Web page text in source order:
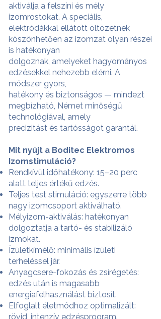
aktiválja a felszíni és mély
izomrostokat. A speciális,
elektródákkal ellátott öltözetnek
köszönhetően az izomzat olyan részei
is hatékonyan
dolgoznak, amelyeket hagyományos
edzésekkel nehezebb elérni. A
módszer gyors,
hatékony és biztonságos — mindezt
megbízható, Német minőségű
technológiával, amely
precizitást és tartósságot garantál.
Mit nyújt a Boditec Elektromos
Izomstimuláció?
Rendkívül időhatékony: 15–20 perc
alatt teljes értékű edzés.
Teljes test stimuláció: egyszerre több
nagy izomcsoport aktiválható.
Mélyizom-aktiválás: hatékonyan
dolgoztatja a tartó- és stabilizáló
izmokat.
Ízületkímélő: minimális ízületi
terheléssel jár.
Anyagcsere-fokozás és zsírégetés:
edzés után is magasabb
energiafelhasználást biztosít.
Elfoglalt életmódhoz optimalizált:
rövid, intenzív edzésprogram.